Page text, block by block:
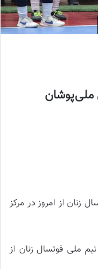
ملی‌پوشان
زنان از امروز در مرکز
ملی فوتسال زنان از